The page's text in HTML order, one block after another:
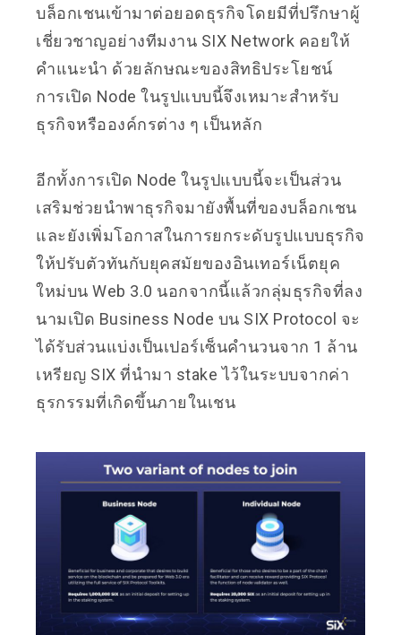
บล็อกเชนเข้ามาต่อยอดธุรกิจโดยมีที่ปรึกษาผู้
เชี่ยวชาญอย่างทีมงาน SIX Network คอยให้
คำแนะนำ ด้วยลักษณะของสิทธิประโยชน์
การเปิด Node ในรูปแบบนี้จึงเหมาะสำหรับ
ธุรกิจหรือองค์กรต่าง ๆ เป็นหลัก
อีกทั้งการเปิด Node ในรูปแบบนี้จะเป็นส่วน
เสริมช่วยนำพาธุรกิจมายังพื้นที่ของบล็อกเชน
และยังเพิ่มโอกาสในการยกระดับรูปแบบธุรกิจ
ให้ปรับตัวทันกับยุคสมัยของอินเทอร์เน็ตยุค
ใหม่บน Web 3.0 นอกจากนี้แล้วกลุ่มธุรกิจที่ลง
นามเปิด Business Node บน SIX Protocol จะ
ได้รับส่วนแบ่งเป็นเปอร์เซ็นคำนวนจาก 1 ล้าน
เหรียญ SIX ที่นำมา stake ไว้ในระบบจากค่า
ธุรกรรมที่เกิดขึ้นภายในเชน